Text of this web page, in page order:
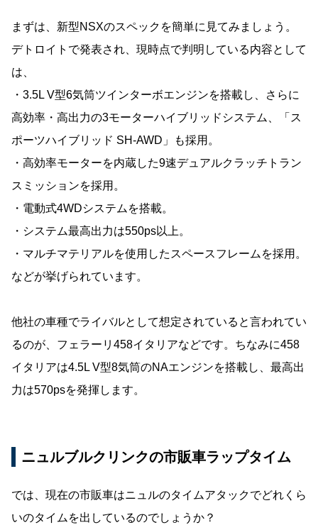
まずは、新型NSXのスペックを簡単に見てみましょう。
デトロイトで発表され、現時点で判明している内容として
は、
・3.5L V型6気筒ツインターボエンジンを搭載し、さらに
高効率・高出力の3モーターハイブリッドシステム、「ス
ポーツハイブリッド SH-AWD」も採用。
・高効率モーターを内蔵した9速デュアルクラッチトラン
スミッションを採用。
・電動式4WDシステムを搭載。
・システム最高出力は550ps以上。
・マルチマテリアルを使用したスペースフレームを採用。
などが挙げられています。
他社の車種でライバルとして想定されていると言われてい
るのが、フェラーリ458イタリアなどです。ちなみに458
イタリアは4.5L V型8気筒のNAエンジンを搭載し、最高出
力は570psを発揮します。
ニュルブルクリンクの市販車ラップタイム
では、現在の市販車はニュルのタイムアタックでどれくら
いのタイムを出しているのでしょうか？